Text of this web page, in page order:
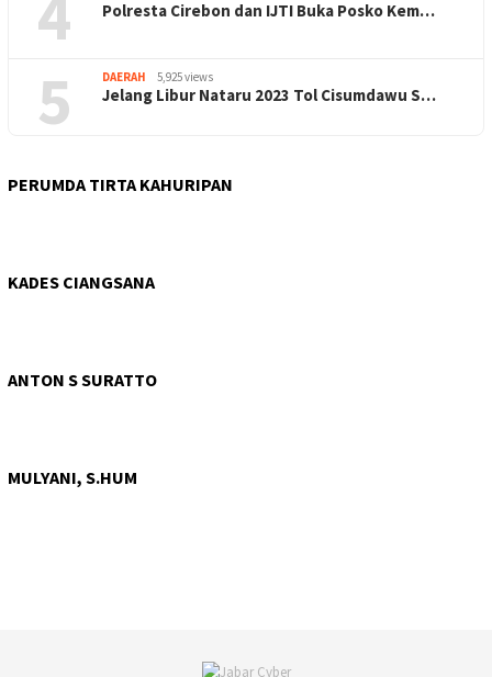
Polresta Cirebon dan IJTI Buka Posko Kem…
5 DAERAH 5,925 views
Jelang Libur Nataru 2023 Tol Cisumdawu S…
PERUMDA TIRTA KAHURIPAN
KADES CIANGSANA
ANTON S SURATTO
MULYANI, S.HUM